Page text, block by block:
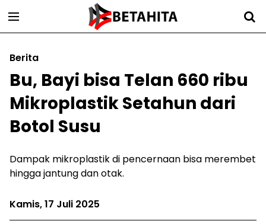
Berita
Bu, Bayi bisa Telan 660 ribu
Mikroplastik Setahun dari
Botol Susu
Dampak mikroplastik di pencernaan bisa merembet
hingga jantung dan otak.
Kamis, 17 Juli 2025